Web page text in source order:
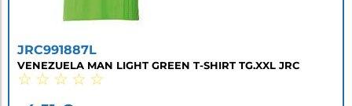
JRC991887L
VENEZUELA MAN LIGHT GREEN T-SHIRT TG.XXL JRC
☆ ☆ ☆ ☆ ☆